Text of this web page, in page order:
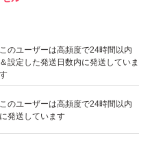
このユーザーは高頻度で24時間以内
＆設定した発送日数内に発送していま
す
このユーザーは高頻度で24時間以内
に発送しています
いいね！
1,650